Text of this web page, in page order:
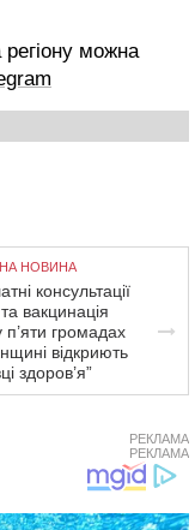
регіону можна
НОВИНА
консультації
та вакцинація
п’яти громадах
відкриють
здоров’я”
РЕКЛАМА
РЕКЛАМА